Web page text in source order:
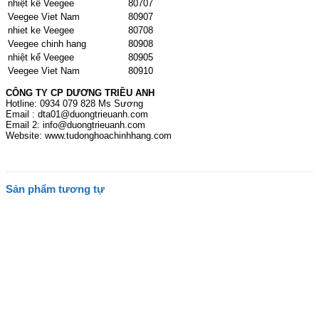
nhiệt kế Veegee
80707
Veegee Viet Nam
80907
nhiet ke Veegee
80708
Veegee chinh hang
80908
nhiệt kế Veegee
80905
Veegee Viet Nam
80910
CÔNG TY CP DƯƠNG TRIỀU ANH
Hotline: 0934 079 828 Ms Sương
Email : dta01@duongtrieuanh.com
Email 2: info@duongtrieuanh.com
Website: www.tudonghoachinhhang.com
Sản phẩm tương tự